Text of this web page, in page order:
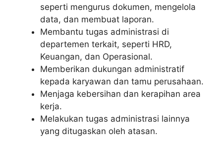
seperti mengurus dokumen, mengelola
data, dan membuat laporan.
Membantu tugas administrasi di
departemen terkait, seperti HRD,
Keuangan, dan Operasional.
Memberikan dukungan administratif
kepada karyawan dan tamu perusahaan.
Menjaga kebersihan dan kerapihan area
kerja.
Melakukan tugas administrasi lainnya
yang ditugaskan oleh atasan.